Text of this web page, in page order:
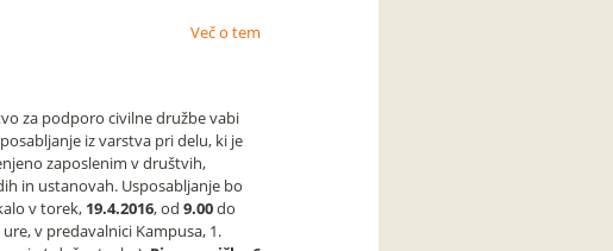
Več o tem
za podporo civilne družbe vabi
iz varstva pri delu, ki je
zaposlenim v društvih,
in ustanovah. Usposabljanje bo
v torek, 19.4.2016, od 9.00do
ure, v predavalnici Kampusa, 1.